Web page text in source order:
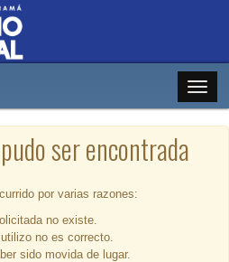
ser encontrada
por varias razones:
no existe.
no es correcto.
sido movida de lugar.